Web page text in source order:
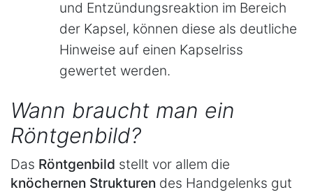
und Entzündungsreaktion im Bereich
der Kapsel, können diese als deutliche
Hinweise auf einen Kapselriss
gewertet werden.
Wann braucht man ein
Röntgenbild?
Das Röntgenbild stellt vor allem die
knöchernen Strukturen des Handgelenks gut